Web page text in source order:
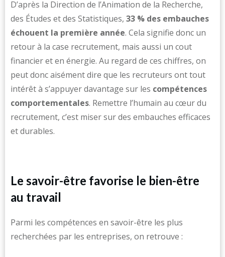
D’après la Direction de l’Animation de la Recherche,
des Études et des Statistiques, 33 % des embauches
échouent la première année. Cela signifie donc un
retour à la case recrutement, mais aussi un cout
financier et en énergie. Au regard de ces chiffres, on
peut donc aisément dire que les recruteurs ont tout
intérêt à s’appuyer davantage sur les compétences
comportementales. Remettre l’humain au cœur du
recrutement, c’est miser sur des embauches efficaces
et durables.
Le savoir-être favorise le bien-être
au travail
Parmi les compétences en savoir-être les plus
recherchées par les entreprises, on retrouve :